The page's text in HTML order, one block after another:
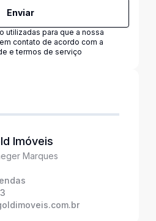
Enviar
utilizadas para que a nossa
contato de acordo com a
e termos de serviço
Imóveis
Marques